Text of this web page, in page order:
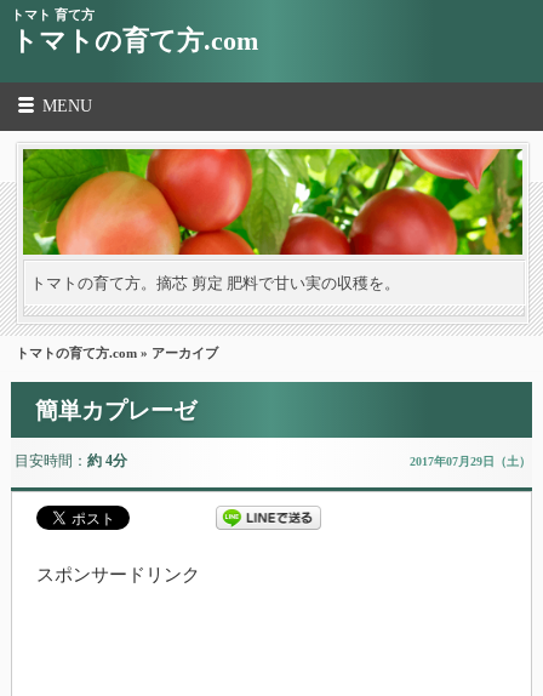
トマト 育て方
トマトの育て方.com
MENU
トマトの育て方。摘芯 剪定 肥料で甘い実の収穫を。
トマトの育て方.com » アーカイブ
簡単カプレーゼ
目安時間： 約 4分 2017年07月29日（土）
スポンサードリンク